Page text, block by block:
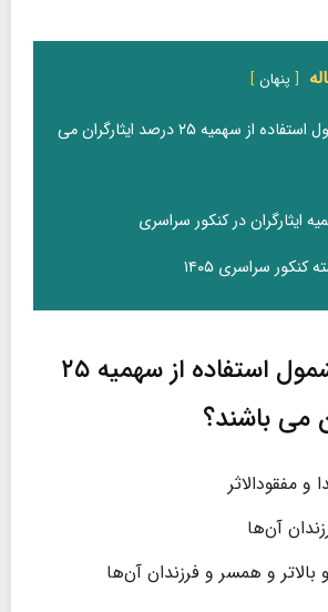
پنهان
چه کسانی مشمول استفاده از سهمیه ۲۵ درصد ایثارگران می
ایثارگران در کنکور سراسری
سراسری ۱۴۰۵
چه کسانی مشمول استفاده از سهمیه ۲۵
می باشند؟
مفقودالاثر
آن‌ها